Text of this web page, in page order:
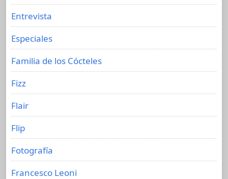
Entrevista
Especiales
Familia de los Cócteles
Fizz
Flair
Flip
Fotografía
Francesco Leoni